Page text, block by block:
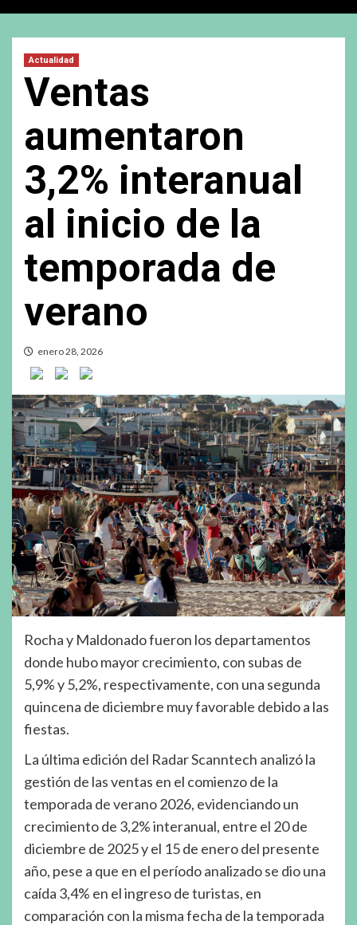
Actualidad
Ventas
aumentaron
3,2% interanual
al inicio de la
temporada de
verano
enero 28, 2026
Rocha y Maldonado fueron los departamentos
donde hubo mayor crecimiento, con subas de
5,9% y 5,2%, respectivamente, con una segunda
quincena de diciembre muy favorable debido a las
fiestas.
La última edición del Radar Scanntech analizó la
gestión de las ventas en el comienzo de la
temporada de verano 2026, evidenciando un
crecimiento de 3,2% interanual, entre el 20 de
diciembre de 2025 y el 15 de enero del presente
año, pese a que en el período analizado se dio una
caída 3,4% en el ingreso de turistas, en
comparación con la misma fecha de la temporada